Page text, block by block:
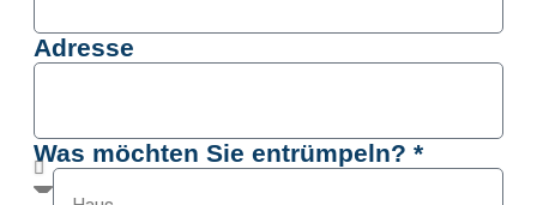
Adresse
Was möchten Sie entrümpeln? *